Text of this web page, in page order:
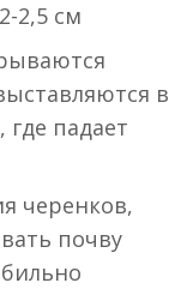
2,5 см
в
падает
черенков,
почву